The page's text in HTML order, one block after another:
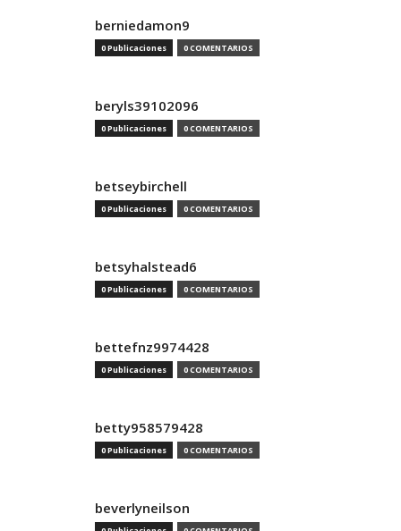
berniedamon9
0 Publicaciones 0 COMENTARIOS
beryls39102096
0 Publicaciones 0 COMENTARIOS
betseybirchell
0 Publicaciones 0 COMENTARIOS
betsyhalstead6
0 Publicaciones 0 COMENTARIOS
bettefnz9974428
0 Publicaciones 0 COMENTARIOS
betty958579428
0 Publicaciones 0 COMENTARIOS
beverlyneilson